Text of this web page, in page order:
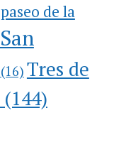
paseo de la
San
(16) Tres de
(144)